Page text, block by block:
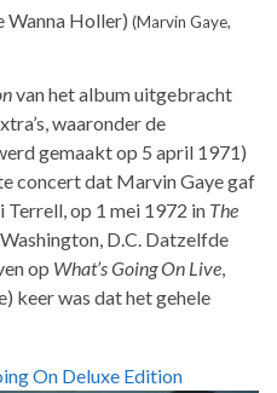
Wanna Holler) (Marvin Gaye,
van het album uitgebracht
waaronder de
gemaakt op 5 april 1971)
concert dat Marvin Gaye gaf
Terrell, op 1 mei 1972 in The
D.C. Datzelfde
op What’s Going On Live,
keer was dat het gehele
On Deluxe Edition